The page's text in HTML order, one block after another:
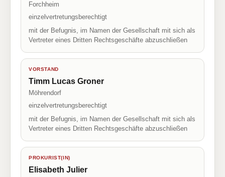
Forchheim
einzelvertretungsberechtigt
mit der Befugnis, im Namen der Gesellschaft mit sich als
Vertreter eines Dritten Rechtsgeschäfte abzuschließen
VORSTAND
Timm Lucas Groner
Möhrendorf
einzelvertretungsberechtigt
mit der Befugnis, im Namen der Gesellschaft mit sich als
Vertreter eines Dritten Rechtsgeschäfte abzuschließen
PROKURIST(IN)
Elisabeth Julier